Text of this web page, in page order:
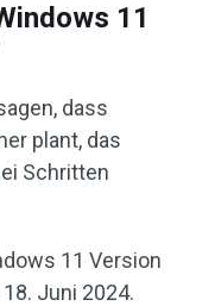
11
dass
plant, das
Schritten
11 Version
Juni 2024.